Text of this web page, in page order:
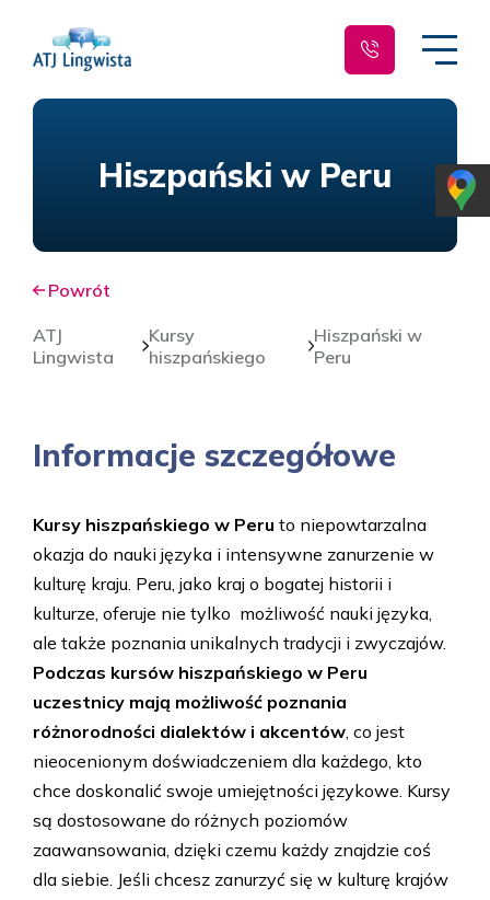
Hiszpański w Peru
Powrót
ATJ
Lingwista
Kursy
hiszpańskiego
Hiszpański w
Peru
Informacje szczegółowe
Kursy hiszpańskiego w Peru to niepowtarzalna
okazja do nauki języka i intensywne zanurzenie w
kulturę kraju. Peru, jako kraj o bogatej historii i
kulturze, oferuje nie tylko możliwość nauki języka,
ale także poznania unikalnych tradycji i zwyczajów.
Podczas kursów hiszpańskiego w Peru
uczestnicy mają możliwość poznania
różnorodności dialektów i akcentów, co jest
nieocenionym doświadczeniem dla każdego, kto
chce doskonalić swoje umiejętności językowe. Kursy
są dostosowane do różnych poziomów
zaawansowania, dzięki czemu każdy znajdzie coś
dla siebie. Jeśli chcesz zanurzyć się w kulturę krajów